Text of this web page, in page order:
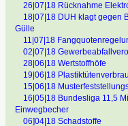
26|07|18 Rücknahme
18|07|18 DUH klagt gegen
Gülle
11|07|18
02|07|18
28|06|18 Wertstoffhöfe
19|06|18
15|06|18
16|05|18 Bundesliga 11,5
Einwegbecher
06]04|18 Schadstoffe